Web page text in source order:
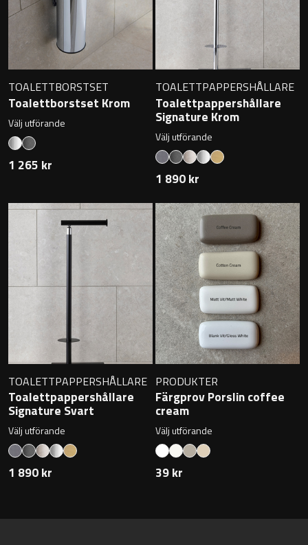
Övriga badrumstillbehör
TOALETTBORSTSET
Toalettborstset Krom
Välj utförande
1 265 kr
TOALETTPAPPERSHÅLLARE
Toalettpappershållare
Signature Krom
Välj utförande
1 890 kr
TOALETTPAPPERSHÅLLARE
Toalettpappershållare
Signature Svart
Välj utförande
1 890 kr
PRODUKTER
Färgprov Porslin coffee
cream
Välj utförande
39 kr